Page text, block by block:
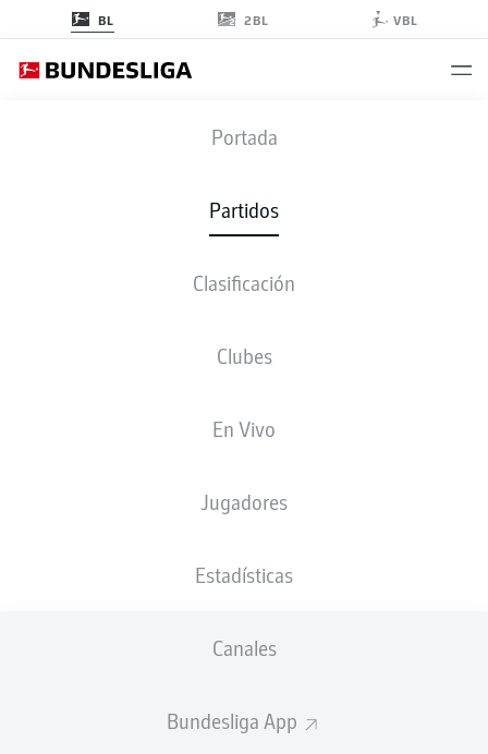
BL 2BL VBL
Portada
Partidos
Clasificación
Clubes
En Vivo
Jugadores
Estadísticas
Canales
Bundesliga App
WOB - HSV
1 2
ALINEACIONES ESTADÍSTICAS
2.54